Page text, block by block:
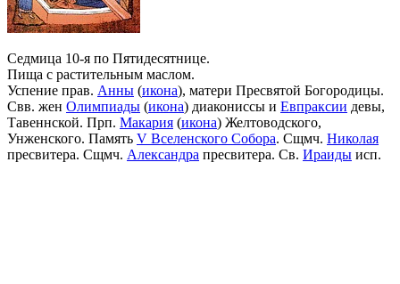
Седмица 10-я по Пятидесятнице.
Пища с растительным маслом.
Успение прав. Анны (икона), матери Пресвятой Богородицы.
Свв. жен Олимпиады (икона) диакониссы и Евпраксии девы,
Тавеннской. Прп. Макария (икона) Желтоводского,
Унженского. Память V Вселенского Собора. Сщмч. Николая
пресвитера. Сщмч. Александра пресвитера. Св. Ираиды исп.